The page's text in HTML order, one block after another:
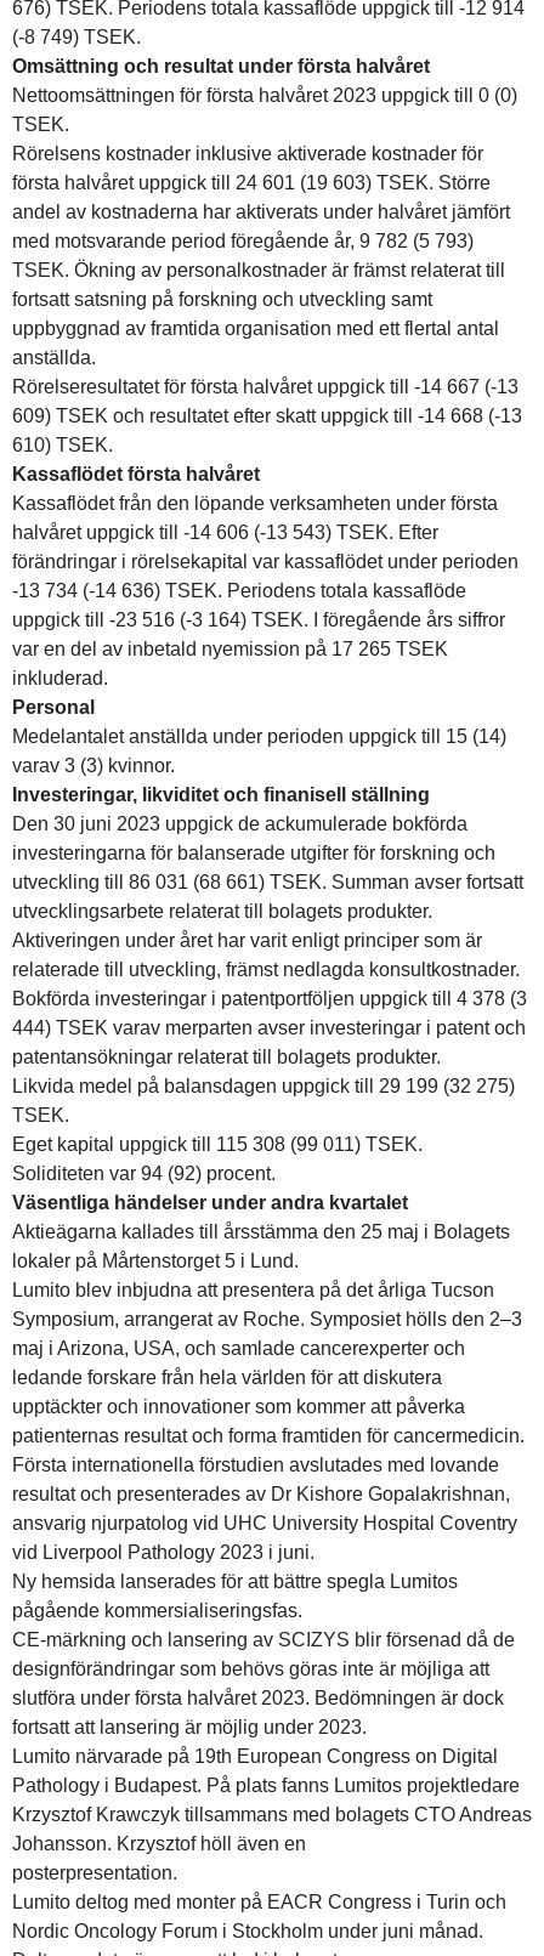
676) TSEK. Periodens totala kassaflöde uppgick till -12 914
(-8 749) TSEK.
Omsättning och resultat under första halvåret
Nettoomsättningen för första halvåret 2023 uppgick till 0 (0)
TSEK.
Rörelsens kostnader inklusive aktiverade kostnader för
första halvåret uppgick till 24 601 (19 603) TSEK. Större
andel av kostnaderna har aktiverats under halvåret jämfört
med motsvarande period föregående år, 9 782 (5 793)
TSEK. Ökning av personalkostnader är främst relaterat till
fortsatt satsning på forskning och utveckling samt
uppbyggnad av framtida organisation med ett flertal antal
anställda.
Rörelseresultatet för första halvåret uppgick till -14 667 (-13
609) TSEK och resultatet efter skatt uppgick till -14 668 (-13
610) TSEK.
Kassaflödet första halvåret
Kassaflödet från den löpande verksamheten under första
halvåret uppgick till -14 606 (-13 543) TSEK. Efter
förändringar i rörelsekapital var kassaflödet under perioden
-13 734 (-14 636) TSEK. Periodens totala kassaflöde
uppgick till -23 516 (-3 164) TSEK. I föregående års siffror
var en del av inbetald nyemission på 17 265 TSEK
inkluderad.
Personal
Medelantalet anställda under perioden uppgick till 15 (14)
varav 3 (3) kvinnor.
Investeringar, likviditet och finanisell ställning
Den 30 juni 2023 uppgick de ackumulerade bokförda
investeringarna för balanserade utgifter för forskning och
utveckling till 86 031 (68 661) TSEK. Summan avser fortsatt
utvecklingsarbete relaterat till bolagets produkter.
Aktiveringen under året har varit enligt principer som är
relaterade till utveckling, främst nedlagda konsultkostnader.
Bokförda investeringar i patentportföljen uppgick till 4 378 (3
444) TSEK varav merparten avser investeringar i patent och
patentansökningar relaterat till bolagets produkter.
Likvida medel på balansdagen uppgick till 29 199 (32 275)
TSEK.
Eget kapital uppgick till 115 308 (99 011) TSEK.
Soliditeten var 94 (92) procent.
Väsentliga händelser under andra kvartalet
Aktieägarna kallades till årsstämma den 25 maj i Bolagets
lokaler på Mårtenstorget 5 i Lund.
Lumito blev inbjudna att presentera på det årliga Tucson
Symposium, arrangerat av Roche. Symposiet hölls den 2–3
maj i Arizona, USA, och samlade cancerexperter och
ledande forskare från hela världen för att diskutera
upptäckter och innovationer som kommer att påverka
patienternas resultat och forma framtiden för cancermedicin.
Första internationella förstudien avslutades med lovande
resultat och presenterades av Dr Kishore Gopalakrishnan,
ansvarig njurpatolog vid UHC University Hospital Coventry
vid Liverpool Pathology 2023 i juni.
Ny hemsida lanserades för att bättre spegla Lumitos
pågående kommersialiseringsfas.
CE-märkning och lansering av SCIZYS blir försenad då de
designförändringar som behövs göras inte är möjliga att
slutföra under första halvåret 2023. Bedömningen är dock
fortsatt att lansering är möjlig under 2023.
Lumito närvarade på 19th European Congress on Digital
Pathology i Budapest. På plats fanns Lumitos projektledare
Krzysztof Krawczyk tillsammans med bolagets CTO Andreas
Johansson. Krzysztof höll även en
posterpresentation.
Lumito deltog med monter på EACR Congress i Turin och
Nordic Oncology Forum i Stockholm under juni månad.